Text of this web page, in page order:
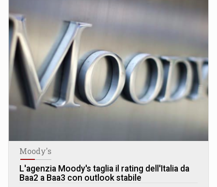
Moody's
L'agenzia Moody's taglia il rating dell'Italia da
Baa2 a Baa3 con outlook stabile